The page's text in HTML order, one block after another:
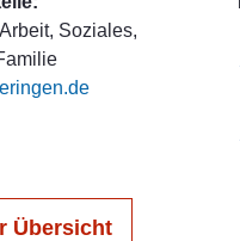
Soziales,
Übersicht